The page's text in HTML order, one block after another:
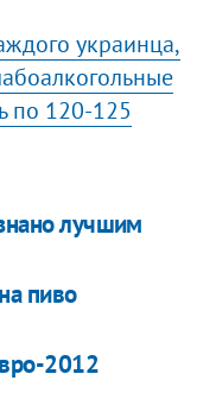
украинца,
по 120-125
лучшим
пиво
2012